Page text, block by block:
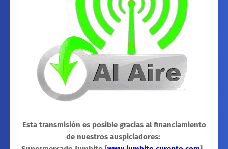
Esta transmisión es posible gracias al financiamiento
de nuestros auspiciadores: